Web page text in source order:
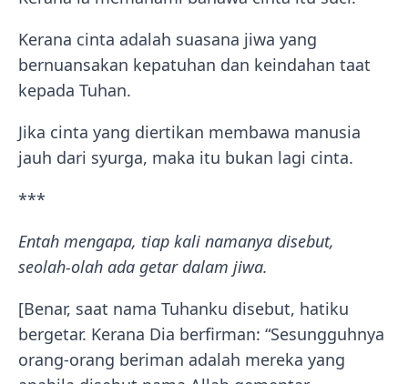
Kerana cinta adalah suasana jiwa yang
bernuansakan kepatuhan dan keindahan taat
kepada Tuhan.
Jika cinta yang diertikan membawa manusia
jauh dari syurga, maka itu bukan lagi cinta.
***
Entah mengapa, tiap kali namanya disebut,
seolah-olah ada getar dalam jiwa.
[Benar, saat nama Tuhanku disebut, hatiku
bergetar. Kerana Dia berfirman: “Sesungguhnya
orang-orang beriman adalah mereka yang